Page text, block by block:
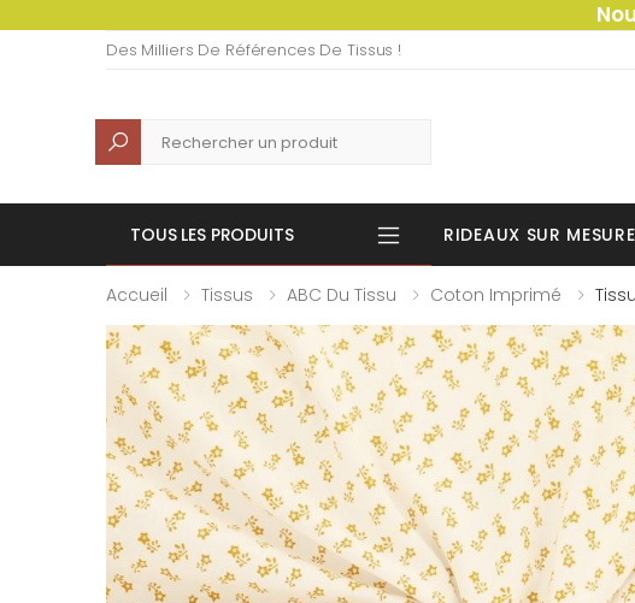
Des Milliers De Références De Tissus !
Recherche
TOUS LES PRODUITS RIDEAUX SUR MESURE
Accueil Tissus ABC Du Tissu Coton Imprimé